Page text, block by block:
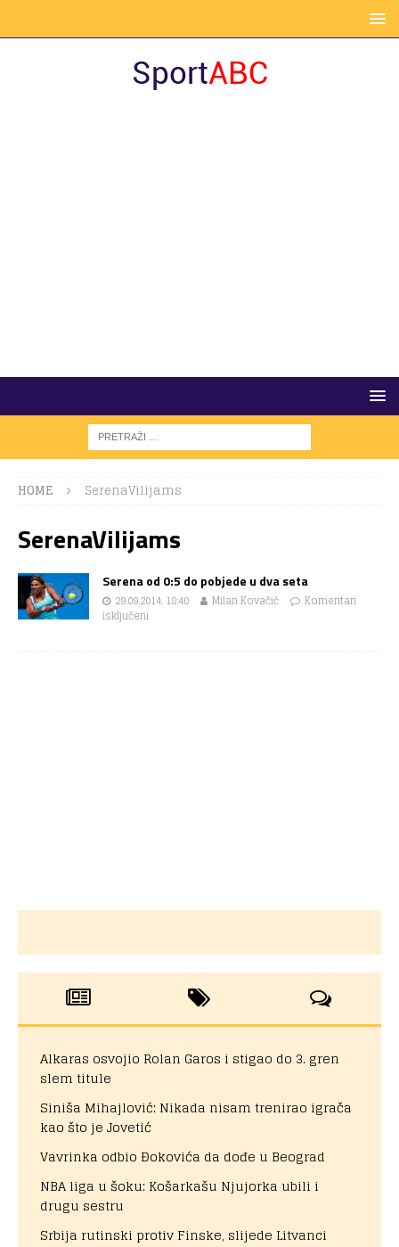
HOME SerenaVilijams
SerenaVilijams
Serena od 0:5 do pobjede u dva seta
29.09.2014. 18:40 Milan Kovačić
Komentari
isključeni
Alkaras osvojio Rolan Garos i stigao do 3. gren
slem titule
Siniša Mihajlović: Nikada nisam trenirao igrača
kao što je Jovetić
Vavrinka odbio Đokovića da dođe u Beograd
NBA liga u šoku: Košarkašu Njujorka ubili i
drugu sestru
Srbija rutinski protiv Finske, slijede Litvanci